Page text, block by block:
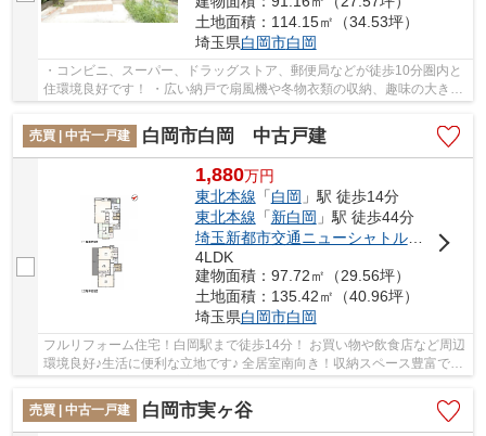
土地面積：114.15㎡（34.53坪）
埼玉県白岡市白岡
・コンビニ、スーパー、ドラッグストア、郵便局などが徒歩10分圏内と
住環境良好です！ ・広い納戸で扇風機や冬物衣類の収納、趣味の大きな
売買 | 中古一戸建
白岡市白岡 中古戸建
1,880万円
東北本線 「白岡 」駅 徒歩14分
東北本線 「新白岡 」駅 徒歩44分
埼玉新都市交通ニューシャトル
「 伊奈中央
4LDK
建物面積：97.72㎡（29.56坪）
土地面積：135.42㎡（40.96坪）
埼玉県白岡市白岡
フルリフォーム住宅！白岡駅まで徒歩14分！ お買い物や飲食店など周辺
環境良好♪生活に便利な立地です♪ 全居室南向き！収納スペース豊富でお
部屋がスッキリ♪ 経験豊富なキャリアのある...
売買 | 中古一戸建
白岡市実ヶ谷